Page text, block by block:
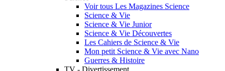
Voir tous Les Magazines Science
Science & Vie
Science & Vie Junior
Science & Vie Découvertes
Les Cahiers de Science & Vie
Mon petit Science & Vie avec Nano
Guerres & Histoire
TV - Divertissement